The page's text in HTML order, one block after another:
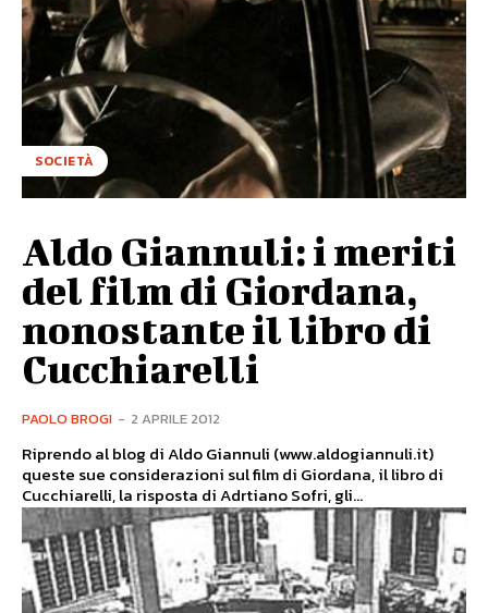
SOCIETÀ
Aldo Giannuli: i meriti
del film di Giordana,
nonostante il libro di
Cucchiarelli
PAOLO BROGI - 2 APRILE 2012
Riprendo al blog di Aldo Giannuli (www.aldogiannuli.it)
queste sue considerazioni sul film di Giordana, il libro di
Cucchiarelli, la risposta di Adrtiano Sofri, gli...